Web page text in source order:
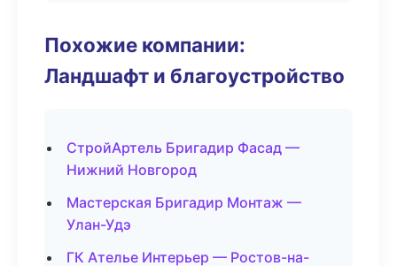
Похожие компании:
Ландшафт и благоустройство
СтройАртель Бригадир Фасад —
Нижний Новгород
Мастерская Бригадир Монтаж —
Улан-Удэ
ГК Ателье Интерьер — Ростов-на-